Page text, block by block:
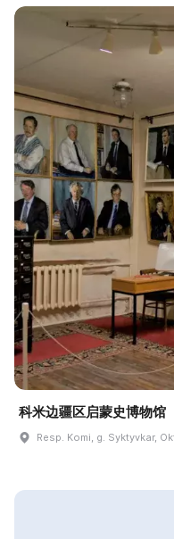
科米边疆区启蒙史博物馆
Resp. Komi, g. Syktyvkar,